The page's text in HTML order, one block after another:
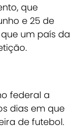
que
e 25 de
um país da
federal a
dias em que
de futebol.